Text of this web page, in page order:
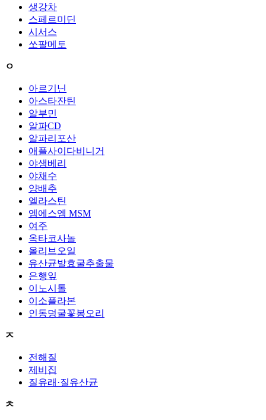
생강차
스페르미딘
시서스
쏘팔메토
ㅇ
아르기닌
아스타잔틴
알부민
알파CD
알파리포산
애플사이다비니거
야생베리
야채수
양배추
엘라스틴
엠에스엠 MSM
여주
옥타코사놀
올리브오일
유산균발효굴추출물
은행잎
이노시톨
이소플라본
인동덩굴꽃봉오리
ㅈ
전해질
제비집
질유래·질유산균
ㅊ